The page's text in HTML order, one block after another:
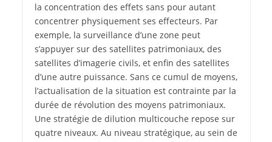
la concentration des effets sans pour autant
concentrer physiquement ses effecteurs. Par
exemple, la surveillance d’une zone peut
s’appuyer sur des satellites patrimoniaux, des
satellites d’imagerie civils, et enfin des satellites
d’une autre puissance. Sans ce cumul de moyens,
l’actualisation de la situation est contrainte par la
durée de révolution des moyens patrimoniaux.
Une stratégie de dilution multicouche repose sur
quatre niveaux. Au niveau stratégique, au sein de